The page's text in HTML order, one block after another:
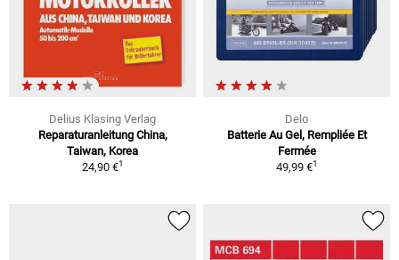
Delius Klasing Verlag
Reparaturanleitung China,
Taiwan, Korea
24,90 €1
Delo
Batterie Au Gel, Rempliée Et
Fermée
49,99 €1